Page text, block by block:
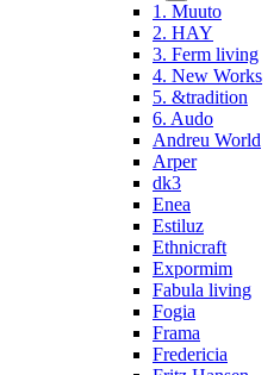
1. Muuto
2. HAY
3. Ferm living
4. New Works
5. &tradition
6. Audo
Andreu World
Arper
dk3
Enea
Estiluz
Ethnicraft
Expormim
Fabula living
Fogia
Frama
Fredericia